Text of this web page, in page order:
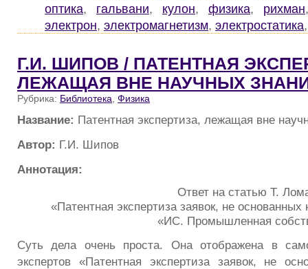
оптика, гальвани, кулон, физика, рихман
электрон, электромагнетизм, электростатика
Г.И. ШИПОВ / ПАТЕНТНАЯ
ЛЕЖАЩАЯ ВНЕ НАУЧНЫХ
Рубрика: Библиотека Физика
Название: Патентная экспертиза, лежащая вне
Автор: Г.И. Шипов
Аннотация:
Ответ на статью Т.
«Патентная экспертиза заявок, не
«ИС. Промышленная
Суть дела очень проста. Она отображена в
экспертов «Патентная экспертиза заявок, не